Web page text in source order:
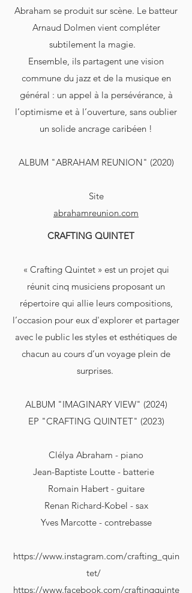
Abraham se produit sur scène. Le batteur
Arnaud Dolmen vient compléter
subtilement la magie.
Ensemble, ils partagent une vision
commune du jazz et de la musique en
général : un appel à la persévérance, à
l’optimisme et à l’ouverture, sans oublier
un solide ancrage caribéen !
ALBUM "ABRAHAM REUNION" (2020)
Site
abrahamreunion.com
CRAFTING QUINTET
« Crafting Quintet » est un projet qui
réunit cinq musiciens proposant un
répertoire qui allie leurs compositions,
l’occasion pour eux d'explorer et partager
avec le public les styles et esthétiques de
chacun au cours d’un voyage plein de
surprises.
ALBUM "IMAGINARY VIEW" (2024)
EP "CRAFTING QUINTET" (2023)
Clélya Abraham - piano
Jean-Baptiste Loutte - batterie
Romain Habert - guitare
Renan Richard-Kobel - sax
Yves Marcotte - contrebasse
https://www.instagram.com/crafting_quin
tet/
https://www.facebook.com/craftingquinte